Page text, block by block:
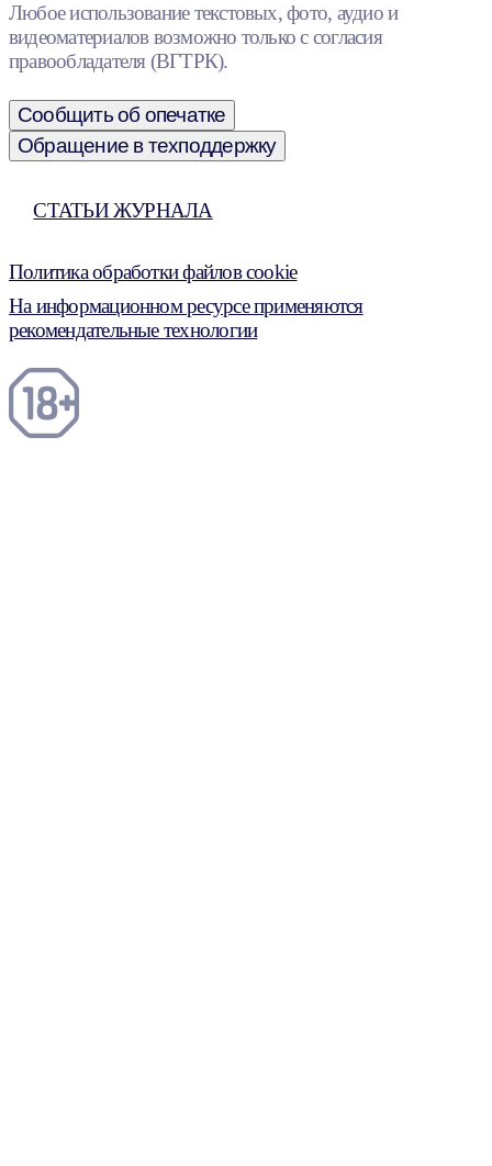
Любое использование текстовых, фото, аудио и
видеоматериалов возможно только с согласия
правообладателя (ВГТРК).
Сообщить об опечатке
Обращение в техподдержку
СТАТЬИ ЖУРНАЛА
Политика обработки файлов cookie
На информационном ресурсе применяются
рекомендательные технологии